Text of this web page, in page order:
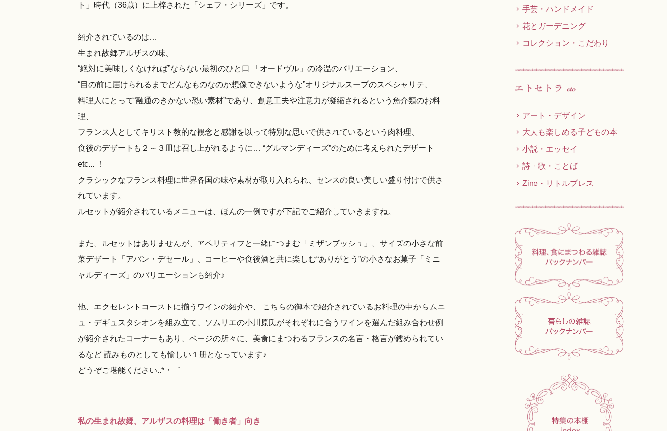
ト」時代（36歳）に上梓された「シェフ・シリーズ」です。
紹介されているのは…
生まれ故郷アルザスの味、
“絶対に美味しくなければ”ならない最初のひと口 「オードヴル」の冷温のバリエーション、
“目の前に届けられるまでどんなものなのか想像できないような”オリジナルスープのスペシャリテ、
料理人にとって“融通のきかない恐い素材”であり、創意工夫や注意力が凝縮されるという魚介類のお料
理、
フランス人としてキリスト教的な観念と感謝を以って特別な思いで供されているという肉料理、
食後のデザートも２～３皿は召し上がれるように… “グルマンディーズ”のために考えられたデザート
etc... ！
クラシックなフランス料理に世界各国の味や素材が取り入れられ、センスの良い美しい盛り付けで供さ
れています。
ルセットが紹介されているメニューは、ほんの一例ですが下記でご紹介していきますね。
また、ルセットはありませんが、アペリティフと一緒につまむ「ミザンブッシュ」、サイズの小さな前
菜デザート「アバン・デセール」、コーヒーや食後酒と共に楽しむ“ありがとう”の小さなお菓子「ミニ
ャルディーズ」のバリエーションも紹介♪
他、エクセレントコーストに揃うワインの紹介や、 こちらの御本で紹介されているお料理の中からムニ
ュ・デギュスタシオンを組み立て、ソムリエの小川原氏がそれぞれに合うワインを選んだ組み合わせ例
が紹介されたコーナーもあり、ページの所々に、美食にまつわるフランスの名言・格言が鏤められてい
るなど 読みものとしても愉しい１册となっています♪
どうぞご堪能ください.:*・゜
私の生まれ故郷、アルザスの料理は「働き者」向き
手芸・ハンドメイド
花とガーデニング
コレクション・こだわり
アート・デザイン
大人も楽しめる子どもの本
小説・エッセイ
詩・歌・ことば
Zine・リトルプレス